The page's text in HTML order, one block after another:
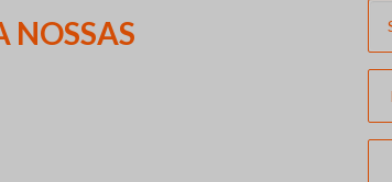
NOSSAS